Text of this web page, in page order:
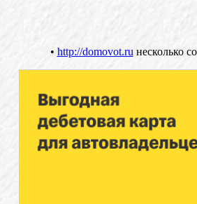
• http://domovot.ru несколько